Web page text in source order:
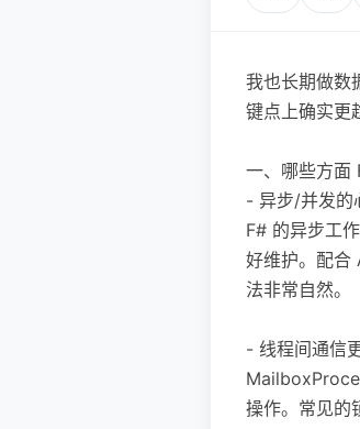
我也长期做数
键点上确实更
一、哪些方面
- 异步/并发的
F# 的异步工
好维护。配合
法非常自然。
- 线程间通信
操作。常见的